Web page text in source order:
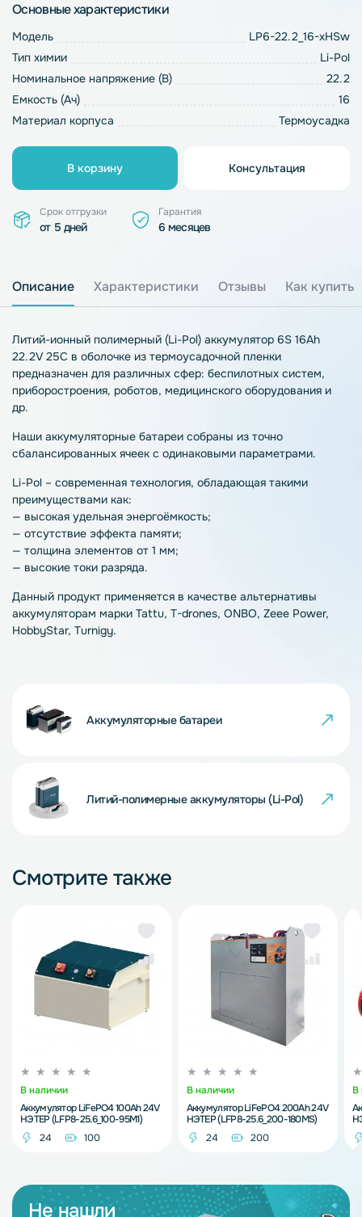
Основные характеристики
Модель
LP6-22.2_16-xHSw
Тип химии
Li-Pol
Номинальное напряжение (В)
22.2
Емкость (Ач)
16
Материал корпуса
Термоусадка
В корзину Консультация
Срок отгрузки
от 5 дней
Гарантия
6 месяцев
Описание Характеристики Отзывы Как купить
Литий-ионный полимерный (Li-Pol) аккумулятор 6S 16Ah
22.2V 25C в оболочке из термоусадочной пленки
предназначен для различных сфер: беспилотных систем,
приборостроения, роботов, медицинского оборудования и
др.
Наши аккумуляторные батареи собраны из точно
сбалансированных ячеек с одинаковыми параметрами.
Li-Pol – современная технология, обладающая такими
преимуществами как:
— высокая удельная энергоёмкость;
— отсутствие эффекта памяти;
— толщина элементов от 1 мм;
— высокие токи разряда.
Данный продукт применяется в качестве альтернативы
аккумуляторам марки Tattu, T-drones, ONBO, Zeee Power,
HobbyStar, Turnigy.
Аккумуляторные батареи
Литий-полимерные аккумуляторы (Li-Pol)
Смотрите также
В наличии
Аккумулятор LiFePO4 100Ah 24V
НЭТЕР (LFP8-25.6_100-95M1)
24
100
В наличии
Аккумулятор LiFePO4 200Ah 24V
НЭТЕР (LFP8-25.6_200-180MS)
24
200
В
Не нашли